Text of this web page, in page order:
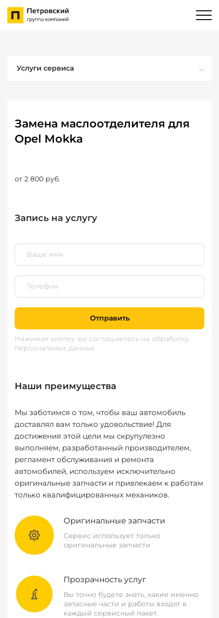
Услуги сервиса
Замена маслоотделителя для
Opel Mokka
от 2 800 руб.
Запись на услугу
Отправить
Нажимая кнопку вы соглашаетесь на обработку
персональных данных
Наши преимущества
Мы заботимся о том, чтобы ваш автомобиль
доставлял вам только удовольствие! Для
достижения этой цели мы скрупулезно
выполняем, разработанный производителем,
регламент обслуживания и ремонта
автомобилей, используем исключительно
оригинальные запчасти и привлекаем к работам
только квалифицированных механиков.
Оригинальные запчасти
Сервис использует только
оригинальные запчасти
Прозрачность услуг
Вы точно будете знать, какие именно
запасные части и работы входят в
каждый сервисный пакет.